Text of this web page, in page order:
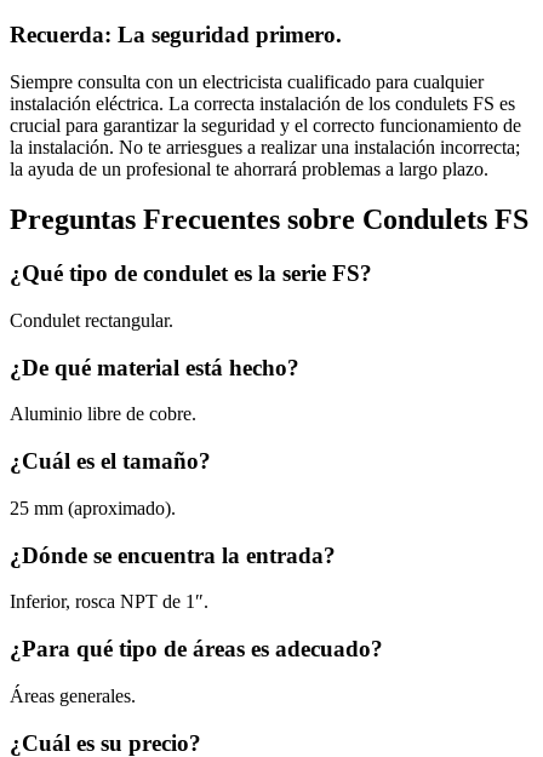
Recuerda: La seguridad primero.
Siempre consulta con un electricista cualificado para cualquier
instalación eléctrica. La correcta instalación de los condulets FS es
crucial para garantizar la seguridad y el correcto funcionamiento de
la instalación. No te arriesgues a realizar una instalación incorrecta;
la ayuda de un profesional te ahorrará problemas a largo plazo.
Preguntas Frecuentes sobre Condulets FS
¿Qué tipo de condulet es la serie FS?
Condulet rectangular.
¿De qué material está hecho?
Aluminio libre de cobre.
¿Cuál es el tamaño?
25 mm (aproximado).
¿Dónde se encuentra la entrada?
Inferior, rosca NPT de 1″.
¿Para qué tipo de áreas es adecuado?
Áreas generales.
¿Cuál es su precio?